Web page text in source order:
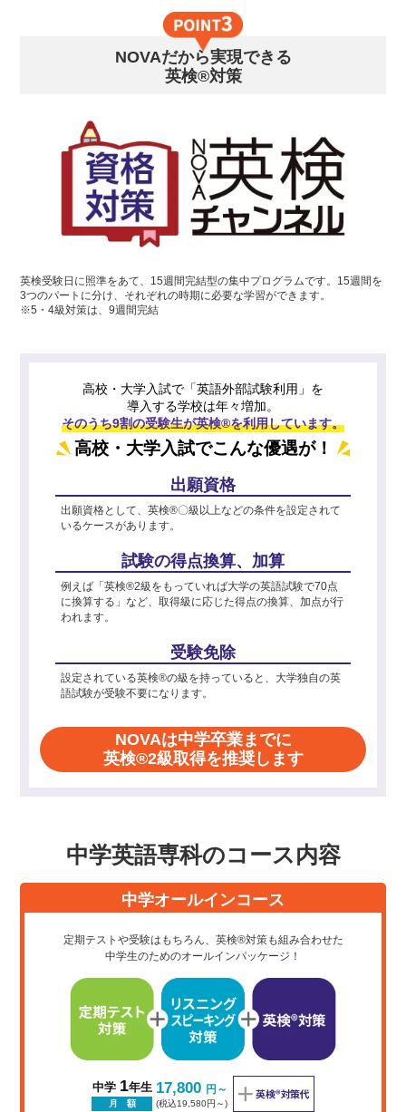
NOVAだから実現できる
英検®対策
英検受験日に照準をあて、15週間完結型の集中プログラムです。15週間を
3つのパートに分け、それぞれの時期に必要な学習ができます。
※5・4級対策は、9週間完結
高校・大学入試で「英語外部試験利用」を
導入する学校は年々増加。
そのうち9割の受験生が英検®を利用しています。
高校・大学入試でこんな優遇が！
出願資格
出願資格として、英検®〇級以上などの条件を設定されて
いるケースがあります。
試験の得点換算、加算
例えば「英検®2級をもっていれば大学の英語試験で70点
に換算する」など、取得級に応じた得点の換算、加点が行
われます。
受験免除
設定されている英検®の級を持っていると、大学独自の英
語試験が受験不要になります。
NOVAは中学卒業までに
英検®2級取得を推奨します
中学英語専科のコース内容
中学オールインコース
定期テストや受験はもちろん、英検®対策も組み合わせた
中学生のためのオールインパッケージ！
中学 1年生
月 額
17,800 円～
(税込19,580円～)